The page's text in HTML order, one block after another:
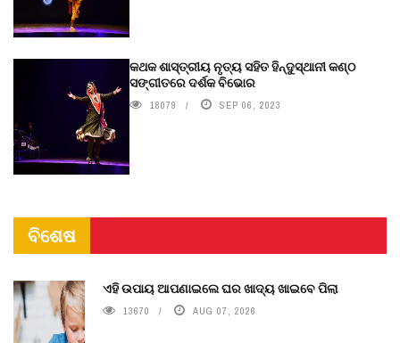
କଥକ ଶାସ୍ତ୍ରୀୟ ନୃତ୍ୟ ସହିତ ହିନ୍ଦୁସ୍ଥାନୀ କଣ୍ଠ
ସଙ୍ଗୀତରେ ଦର୍ଶକ ବିଭୋର
18079 SEP 06, 2023
ବିଶେଷ
ଏହି ଉପାୟ ଆପଣାଇଲେ ଘର ଖାଦ୍ୟ ଖାଇବେ ପିଲା
13670 AUG 07, 2026